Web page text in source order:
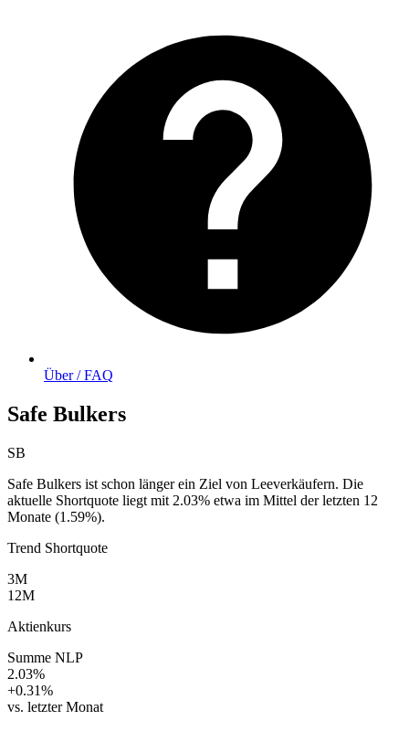
Über / FAQ
Safe Bulkers
SB
Safe Bulkers ist schon länger ein Ziel von Leeverkäufern. Die
aktuelle Shortquote liegt mit 2.03% etwa im Mittel der letzten 12
Monate (1.59%).
Trend Shortquote
3M
12M
Aktienkurs
Summe NLP
2.03%
+0.31%
vs. letzter Monat